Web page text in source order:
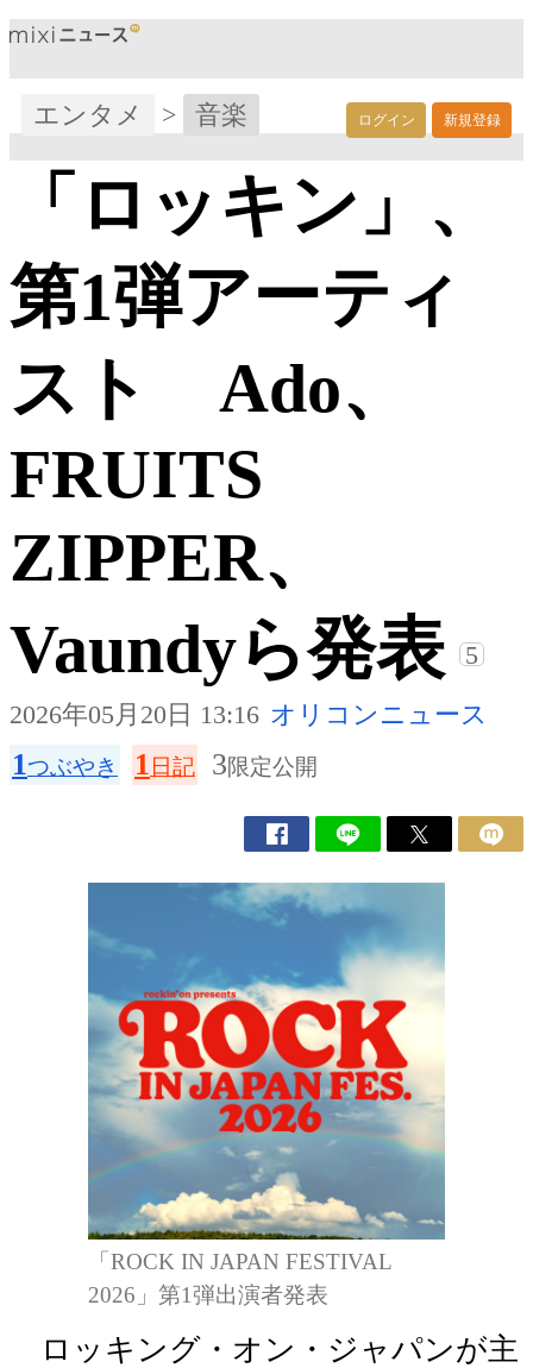
ログイン 新規登録
エンタメ > 音楽
「ロッキン」、
第1弾アーティ
スト Ado、
FRUITS
ZIPPER、
Vaundyら発表
5
2026年05月20日 13:16 オリコンニュース
1つぶやき 1 日記 3限定公開
「ROCK IN JAPAN FESTIVAL
2026」第1弾出演者発表
ロッキング・オン・ジャパンが主